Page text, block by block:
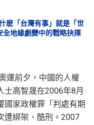
麽「台灣有事」就是「世
地緣劇變中的戰略抉擇
運前夕，中國的人權
士高智晟在2006年8月
國家政權罪「判處有期
遭綁架、酷刑。2007